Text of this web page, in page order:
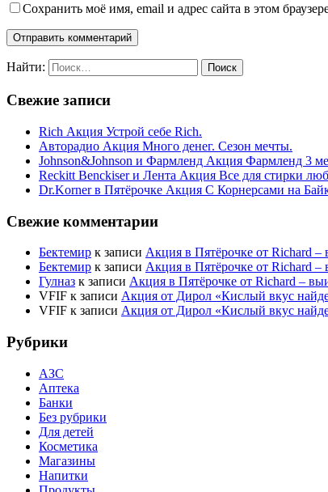
Сохранить моё имя, email и адрес сайта в этом
Найти:
Свежие записи
Rich Акция Устрой себе Rich.
Авторадио Акция Много денег. Сезон мечты.
Johnson&Johnson и Фармленд Акция Фармленд 3
Reckitt Benckiser и Лента Акция Все для стирки
Dr.Korner в Пятёрочке Акция С Корнерсами на
Свежие комментарии
Бектемир к записи Акция в Пятёрочке от Richard –
Бектемир к записи Акция в Пятёрочке от Richard –
Гулназ к записи Акция в Пятёрочке от Richard –
VFIF к записи Акция от Дирол «Кислый вкус
VFIF к записи Акция от Дирол «Кислый вкус
Рубрики
АЗС
Аптека
Банки
Без рубрики
Для детей
Косметика
Магазины
Напитки